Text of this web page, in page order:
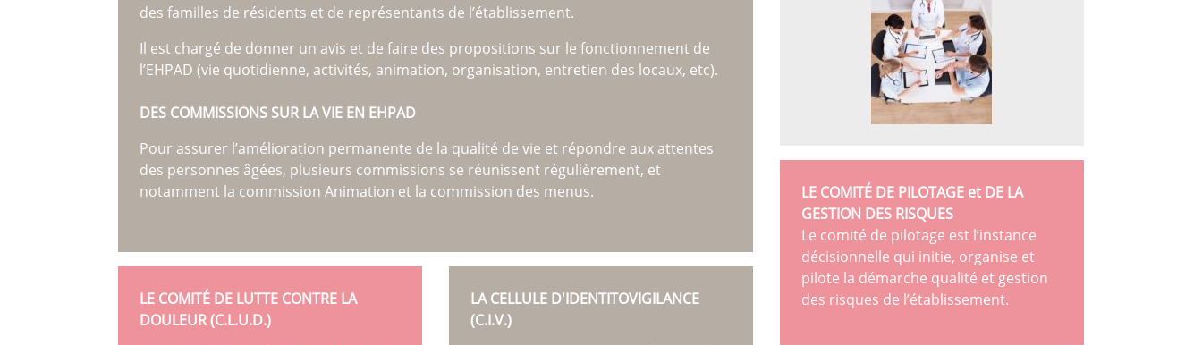
des familles de résidents et de représentants de l’établissement.
Il est chargé de donner un avis et de faire des propositions sur le fonctionnement de
l’EHPAD (vie quotidienne, activités, animation, organisation, entretien des locaux, etc).
DES COMMISSIONS SUR LA VIE EN EHPAD
Pour assurer l’amélioration permanente de la qualité de vie et répondre aux attentes
des personnes âgées, plusieurs commissions se réunissent régulièrement, et
notamment la commission Animation et la commission des menus.
LE COMITÉ DE LUTTE CONTRE LA
DOULEUR (C.L.U.D.)
LA CELLULE D'IDENTITOVIGILANCE
(C.I.V.)
LE COMITÉ DE PILOTAGE et DE LA
GESTION DES RISQUES
Le comité de pilotage est l’instance
décisionnelle qui initie, organise et
pilote la démarche qualité et gestion
des risques de l’établissement.